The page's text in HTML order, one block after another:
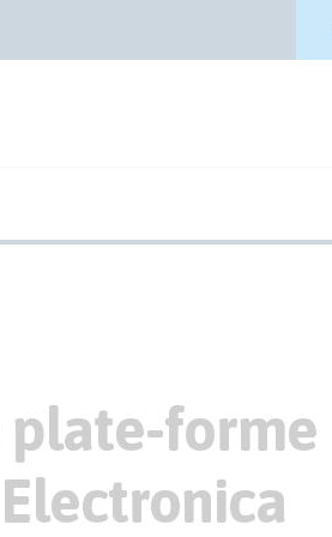
plate-forme